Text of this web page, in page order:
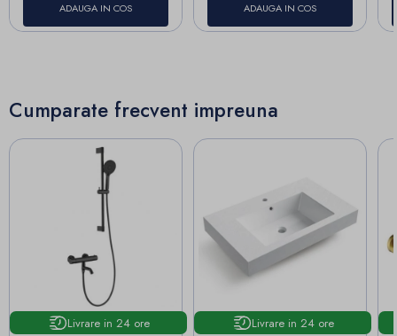
ADAUGA IN COS ADAUGA IN COS
Cumparate frecvent impreuna
Livrare in 24 ore Livrare in 24 ore